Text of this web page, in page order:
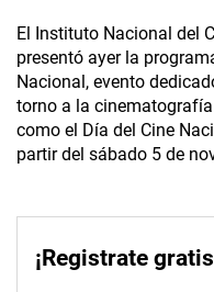
El Instituto Nacional del
presentó ayer la
Nacional, evento
torno a la
como el Día del Cine
partir del sábado 5 de
¡Registrate